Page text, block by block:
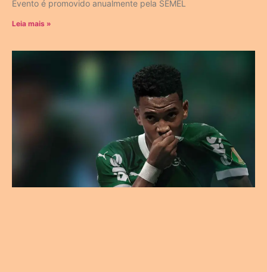
Evento é promovido anualmente pela SEMEL
Leia mais »